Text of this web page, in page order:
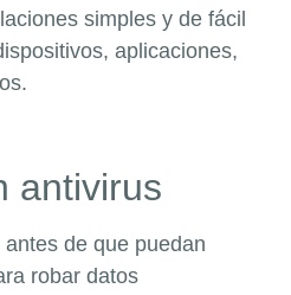
simples y de fácil
aplicaciones,
antivirus
de que puedan
robar datos